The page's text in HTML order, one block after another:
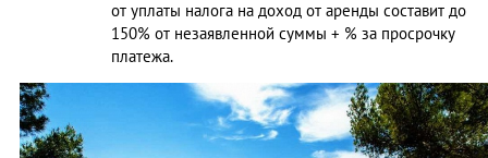
от уплаты налога на доход от аренды составит до
150% от незаявленной суммы + % за просрочку
платежа.